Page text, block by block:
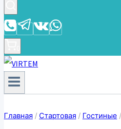
Главная / Стартовая / Гостиные /